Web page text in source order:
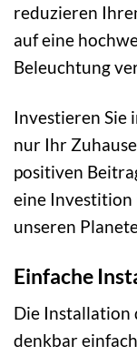
reduzieren
auf eine
Beleuchtung
Investieren Sie
nur Ihr
positiven
eine Investition
unseren
Einfache
Die Installation
denkbar